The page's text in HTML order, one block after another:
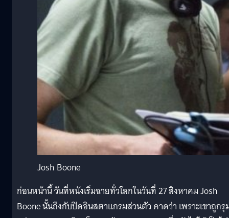
Josh Boone
ก่อนหน้านี้ วันที่หนังเริ่มฉายทั่วโลกในวันที่ 27 สิงหาคม Josh
Boone นั้นถึงกับปิดอินสตาแกรมส่วนตัว คาดว่า เพราะเขาถูกรุ